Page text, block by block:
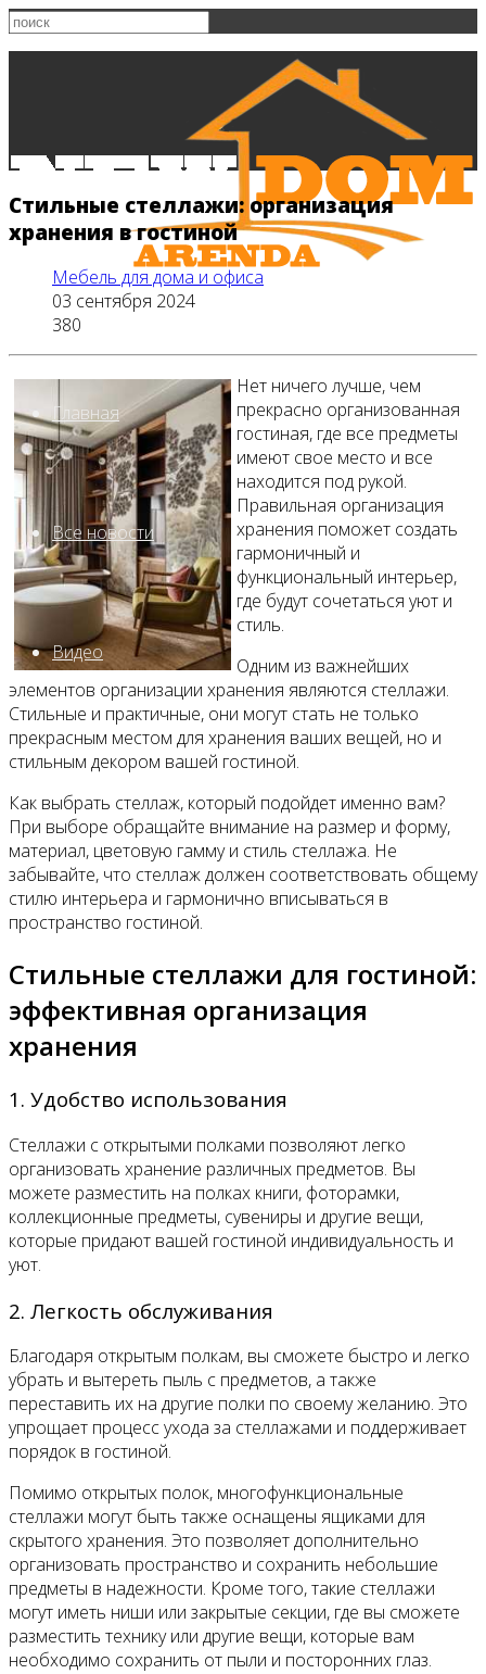
Главная
Все новости
Видео
Стильные стеллажи: организация
хранения в гостиной
Мебель для дома и офиса
03 сентября 2024
380
Нет ничего лучше, чем
прекрасно организованная
гостиная, где все предметы
имеют свое место и все
находится под рукой.
Правильная организация
хранения поможет создать
гармоничный и
функциональный интерьер,
где будут сочетаться уют и
стиль.
Одним из важнейших
элементов организации хранения являются стеллажи.
Стильные и практичные, они могут стать не только
прекрасным местом для хранения ваших вещей, но и
стильным декором вашей гостиной.
Как выбрать стеллаж, который подойдет именно вам?
При выборе обращайте внимание на размер и форму,
материал, цветовую гамму и стиль стеллажа. Не
забывайте, что стеллаж должен соответствовать общему
стилю интерьера и гармонично вписываться в
пространство гостиной.
Стильные стеллажи для гостиной:
эффективная организация
хранения
1. Удобство использования
Стеллажи с открытыми полками позволяют легко
организовать хранение различных предметов. Вы
можете разместить на полках книги, фоторамки,
коллекционные предметы, сувениры и другие вещи,
которые придают вашей гостиной индивидуальность и
уют.
2. Легкость обслуживания
Благодаря открытым полкам, вы сможете быстро и легко
убрать и вытереть пыль с предметов, а также
переставить их на другие полки по своему желанию. Это
упрощает процесс ухода за стеллажами и поддерживает
порядок в гостиной.
Помимо открытых полок, многофункциональные
стеллажи могут быть также оснащены ящиками для
скрытого хранения. Это позволяет дополнительно
организовать пространство и сохранить небольшие
предметы в надежности. Кроме того, такие стеллажи
могут иметь ниши или закрытые секции, где вы сможете
разместить технику или другие вещи, которые вам
необходимо сохранить от пыли и посторонних глаз.